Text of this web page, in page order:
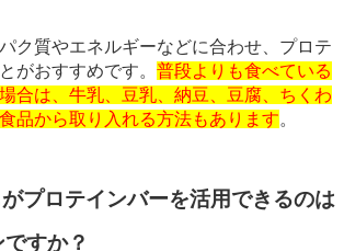
ク質やエネルギーなどに合わせ、プロテ
がおすすめです。 普段よりも食べている
合は、牛乳、豆乳、納豆、豆腐、ちくわ
品から取り入れる方法もあります。
プロテインバーを活用できるのは
すか？